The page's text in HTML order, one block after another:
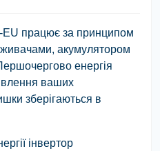
працює за принципом
акумулятором
енергія
ваших
зберігаються в
інвертор